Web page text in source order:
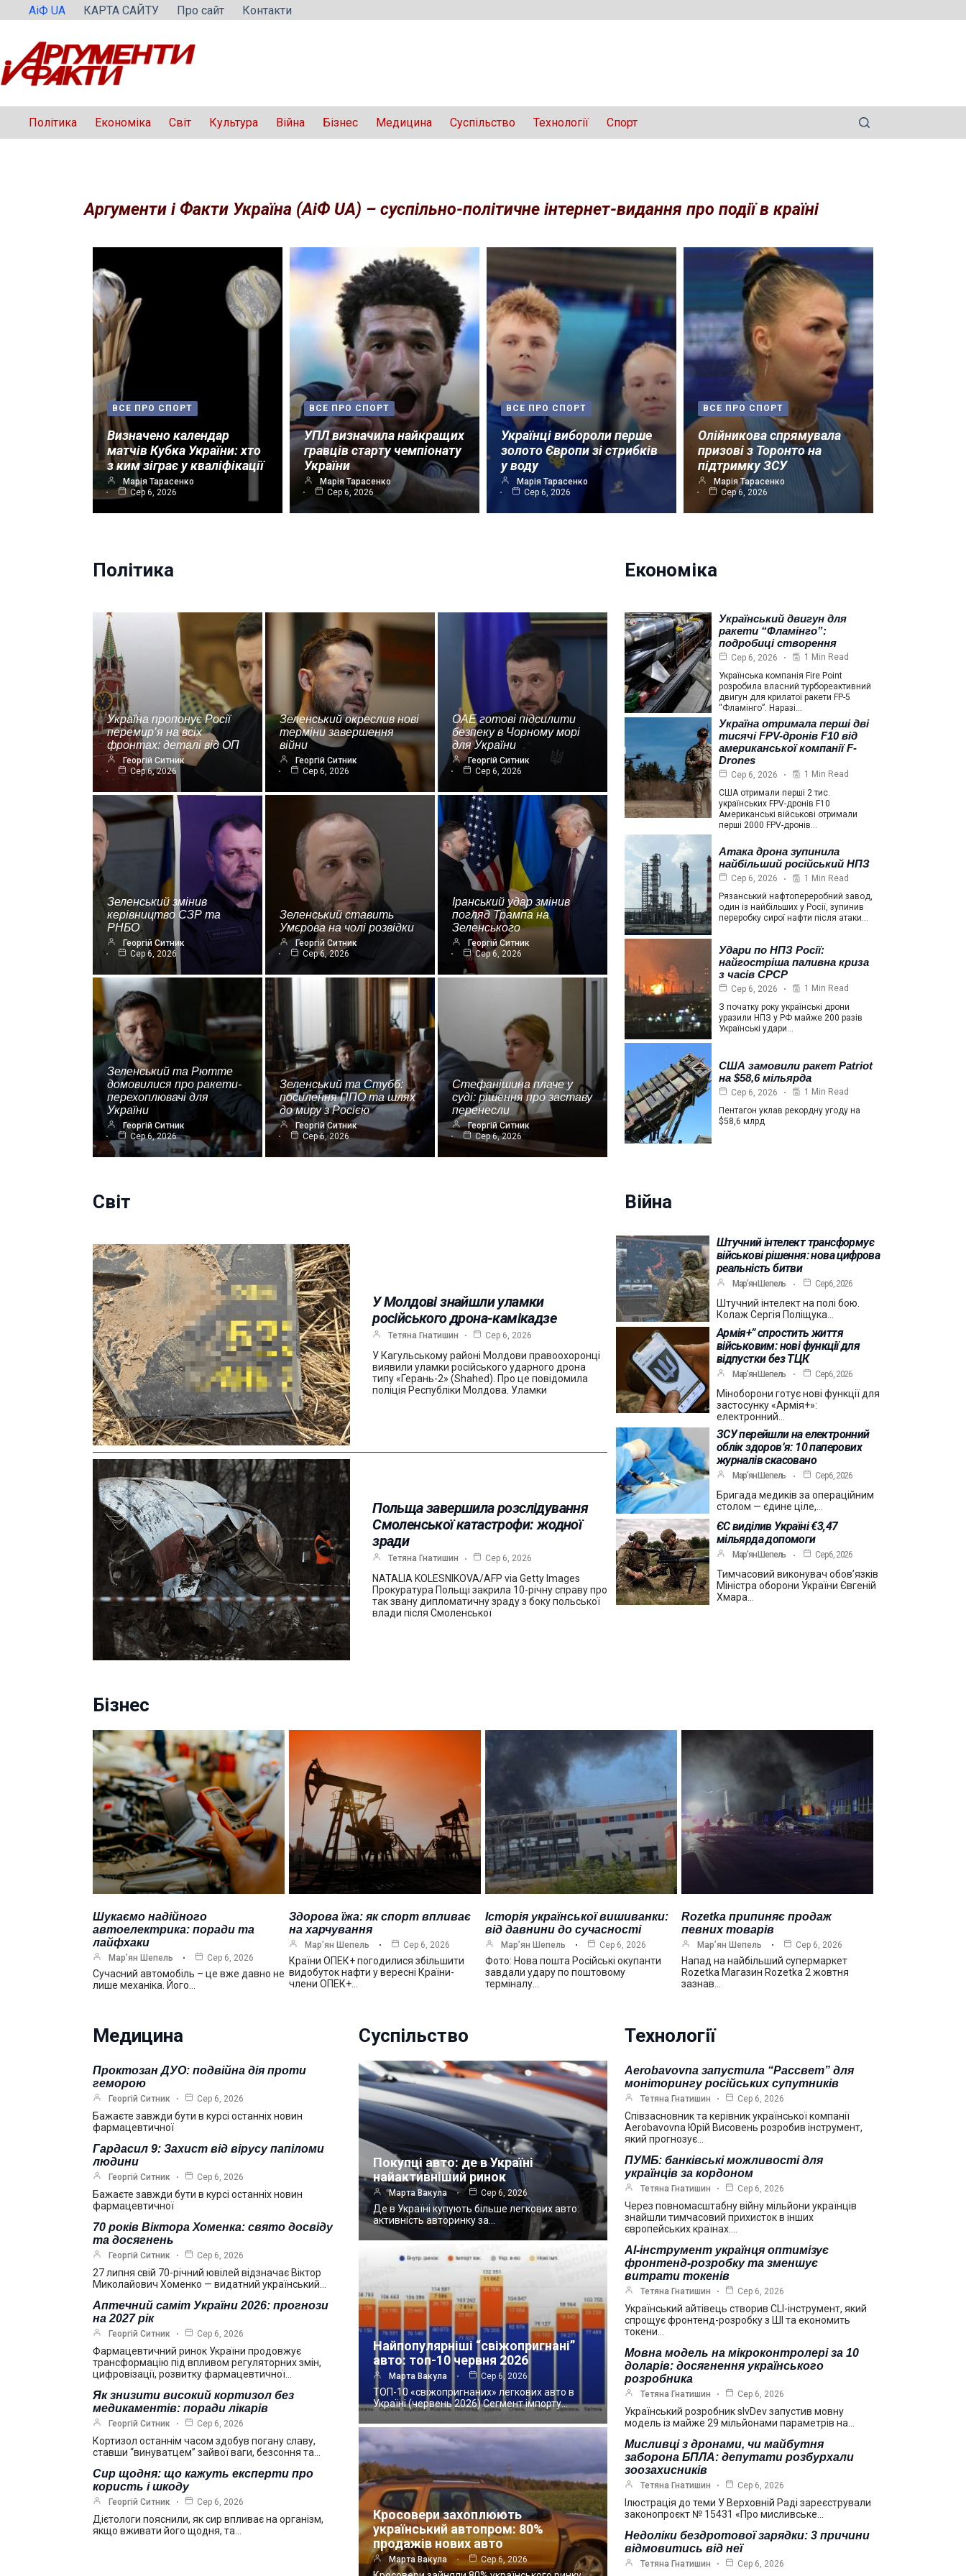
Перейти
вмісту
АіФ UA КАРТА САЙТУ Про сайт Контакти
Політика Економіка Світ Культура Війна Бізнес Медицина Суспільство Технології Спорт
Аргументи і Факти Україна (АіФ UA) – суспільно-політичне інтернет-видання про події в країні
ВСЕ ПРО СПОРТ
Визначено календар
матчів Кубка України: хто
з ким зіграє у кваліфікації
Марія Тарасенко
Сер 6, 2026
ВСЕ ПРО СПОРТ
УПЛ визначила найкращих
гравців старту чемпіонату
України
Марія Тарасенко
Сер 6, 2026
ВСЕ ПРО СПОРТ
Українці вибороли перше
золото Європи зі стрибків
у воду
Марія Тарасенко
Сер 6, 2026
ВСЕ ПРО СПОРТ
Олійникова спрямувала
призові з Торонто на
підтримку ЗСУ
Марія Тарасенко
Сер 6, 2026
Політика Економіка
Україна пропонує Росії
перемир’я на всіх
фронтах: деталі від ОП
Георгій Ситник
Сер 6, 2026
Зеленський окреслив нові
терміни завершення
війни
Георгій Ситник
Сер 6, 2026
ОАЕ готові підсилити
безпеку в Чорному морі
для України
Георгій Ситник
Сер 6, 2026
Зеленський змінив
керівництво СЗР та
РНБО
Георгій Ситник
Сер 6, 2026
Зеленський ставить
Умєрова на чолі розвідки
Георгій Ситник
Сер 6, 2026
Іранський удар змінив
погляд Трампа на
Зеленського
Георгій Ситник
Сер 6, 2026
Зеленський та Рютте
домовилися про ракети-
перехоплювачі для
України
Георгій Ситник
Сер 6, 2026
Зеленський та Стубб:
посилення ППО та шлях
до миру з Росією
Георгій Ситник
Сер 6, 2026
Стефанішина плаче у
суді: рішення про заставу
перенесли
Георгій Ситник
Сер 6, 2026
Український двигун для
ракети “Фламінго”:
подробиці створення
Сер 6, 2026
1 Min Read
Українська компанія Fire Point
розробила власний турбореактивний
двигун для крилатої ракети FP-5
“Фламінго”. Наразі…
Україна отримала перші дві
тисячі FPV-дронів F10 від
американської компанії F-
Drones
Сер 6, 2026
1 Min Read
США отримали перші 2 тис.
українських FPV-дронів F10
Американські військові отримали
перші 2000 FPV-дронів…
Атака дрона зупинила
найбільший російський НПЗ
Сер 6, 2026
1 Min Read
Рязанський нафтопереробний завод,
один із найбільших у Росії, зупинив
переробку сирої нафти після атаки…
Удари по НПЗ Росії:
найгостріша паливна криза
з часів СРСР
Сер 6, 2026
1 Min Read
З початку року українські дрони
уразили НПЗ у РФ майже 200 разів
Українські удари…
США замовили ракет Patriot
на $58,6 мільярда
Сер 6, 2026
1 Min Read
Пентагон уклав рекордну угоду на
$58,6 млрд
Світ Війна
У Молдові знайшли уламки
російського дрона-камікадзе
Тетяна Гнатишин Сер 6, 2026
У Кагульському районі Молдови правоохоронці
виявили уламки російського ударного дрона
типу «Герань-2» (Shahed). Про це повідомила
поліція Республіки Молдова. Уламки
Польща завершила розслідування
Смоленської катастрофи: жодної
зради
Тетяна Гнатишин Сер 6, 2026
NATALIA KOLESNIKOVA/AFP via Getty Images
Прокуратура Польщі закрила 10-річну справу про
так звану дипломатичну зраду з боку польської
влади після Смоленської
Штучний інтелект трансформує
військові рішення: нова цифрова
реальність битви
Мар’ян Шепель Сер 6, 2026
Штучний інтелект на полі бою.
Колаж Сергія Поліщука…
Армія+” спростить життя
військовим: нові функції для
відпустки без ТЦК
Мар’ян Шепель Сер 6, 2026
Міноборони готує нові функції для
застосунку «Армія+»:
електронний…
ЗСУ перейшли на електронний
облік здоров’я: 10 паперових
журналів скасовано
Мар’ян Шепель Сер 6, 2026
Бригада медиків за операційним
столом — єдине ціле,…
ЄС виділив Україні €3,47
мільярда допомоги
Мар’ян Шепель Сер 6, 2026
Тимчасовий виконувач обов’язків
Міністра оборони України Євгеній
Хмара…
Бізнес
Шукаємо надійного
автоелектрика: поради та
лайфхаки
Мар’ян Шепель Сер 6, 2026
Сучасний автомобіль – це вже давно не
лише механіка. Його…
Здорова їжа: як спорт впливає
на харчування
Мар’ян Шепель Сер 6, 2026
Країни ОПЕК+ погодилися збільшити
видобуток нафти у вересні Країни-
члени ОПЕК+…
Історія української вишиванки:
від давнини до сучасності
Мар’ян Шепель Сер 6, 2026
Фото: Нова пошта Російські окупанти
завдали удару по поштовому
терміналу…
Rozetka припиняє продаж
певних товарів
Мар’ян Шепель Сер 6, 2026
Напад на найбільший супермаркет
Rozetka Магазин Rozetka 2 жовтня
зазнав…
Медицина
Проктозан ДУО: подвійна дія проти
геморою
Георгій Ситник Сер 6, 2026
Бажаєте завжди бути в курсі останніх новин
фармацевтичної
Гардасил 9: Захист від вірусу папіломи
людини
Георгій Ситник Сер 6, 2026
Бажаєте завжди бути в курсі останніх новин
фармацевтичної
70 років Віктора Хоменка: свято досвіду
та досягнень
Георгій Ситник Сер 6, 2026
27 липня свій 70-річний ювілей відзначає Віктор
Миколайович Хоменко — видатний український…
Аптечний саміт України 2026: прогнози
на 2027 рік
Георгій Ситник Сер 6, 2026
Фармацевтичний ринок України продовжує
трансформацію під впливом регуляторних змін,
цифровізації, розвитку фармацевтичної…
Як знизити високий кортизол без
медикаментів: поради лікарів
Георгій Ситник Сер 6, 2026
Кортизол останнім часом здобув погану славу,
ставши “винуватцем” зайвої ваги, безсоння та…
Сир щодня: що кажуть експерти про
користь і шкоду
Георгій Ситник Сер 6, 2026
Дієтологи пояснили, як сир впливає на організм,
якщо вживати його щодня, та…
Суспільство
Покупці авто: де в Україні
найактивніший ринок
Марта Вакула Сер 6, 2026
Де в Україні купують більше легкових авто:
активність авторинку за…
Найпопулярніші “свіжопригнані”
авто: топ-10 червня 2026
Марта Вакула Сер 6, 2026
ТОП-10 «свіжопригнаних» легкових авто в
Україні (червень 2026) Сегмент імпорту…
Кросовери захоплюють
український автопром: 80%
продажів нових авто
Марта Вакула Сер 6, 2026
Технології
Aerobavovna запустила “Рассвет” для
моніторингу російських супутників
Тетяна Гнатишин Сер 6, 2026
Співзасновник та керівник української компанії
Aerobavovna Юрій Висовень розробив інструмент,
який прогнозує…
ПУМБ: банківські можливості для
українців за кордоном
Тетяна Гнатишин Сер 6, 2026
Через повномасштабну війну мільйони українців
знайшли тимчасовий прихисток в інших
європейських країнах.…
AI-інструмент українця оптимізує
фронтенд-розробку та зменшує
витрати токенів
Тетяна Гнатишин Сер 6, 2026
Український айтівець створив CLI-інструмент, який
спрощує фронтенд-розробку з ШІ та економить
токени…
Мовна модель на мікроконтролері за 10
доларів: досягнення українського
розробника
Тетяна Гнатишин Сер 6, 2026
Український розробник slvDev запустив мовну
модель із майже 29 мільйонами параметрів на…
Мисливці з дронами, чи майбутня
заборона БПЛА: депутати розбурхали
зоозахисників
Тетяна Гнатишин Сер 6, 2026
Ілюстрація до теми У Верховній Раді зареєстрували
законопроєкт № 15431 «Про мисливське…
Недоліки бездротової зарядки: 3 причини
відмовитись від неї
Тетяна Гнатишин Сер 6, 2026